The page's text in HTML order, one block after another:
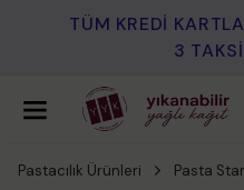
TÜM KREDİ
3
Pastacılık Ürünleri Pasta